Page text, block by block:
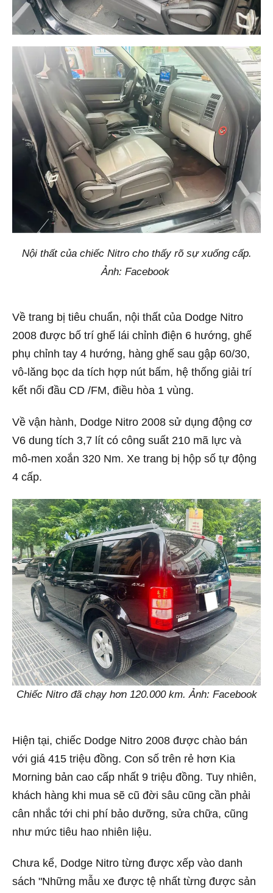
Nội thất của chiếc Nitro cho thấy rõ sự xuống cấp.
Ảnh: Facebook
Về trang bị tiêu chuẩn, nội thất của Dodge Nitro
2008 được bố trí ghế lái chỉnh điện 6 hướng, ghế
phụ chỉnh tay 4 hướng, hàng ghế sau gập 60/30,
vô-lăng bọc da tích hợp nút bấm, hệ thống giải trí
kết nối đầu CD /FM, điều hòa 1 vùng.
Về vận hành, Dodge Nitro 2008 sử dụng động cơ
V6 dung tích 3,7 lít có công suất 210 mã lực và
mô-men xoắn 320 Nm. Xe trang bị hộp số tự động
4 cấp.
Chiếc Nitro đã chạy hơn 120.000 km. Ảnh: Facebook
Hiện tại, chiếc Dodge Nitro 2008 được chào bán
với giá 415 triệu đồng. Con số trên rẻ hơn Kia
Morning bản cao cấp nhất 9 triệu đồng. Tuy nhiên,
khách hàng khi mua sẽ cũ đời sâu cũng cần phải
cân nhắc tới chi phí bảo dưỡng, sửa chữa, cũng
như mức tiêu hao nhiên liệu.
Chưa kể, Dodge Nitro từng được xếp vào danh
sách "Những mẫu xe được tệ nhất từng được sản